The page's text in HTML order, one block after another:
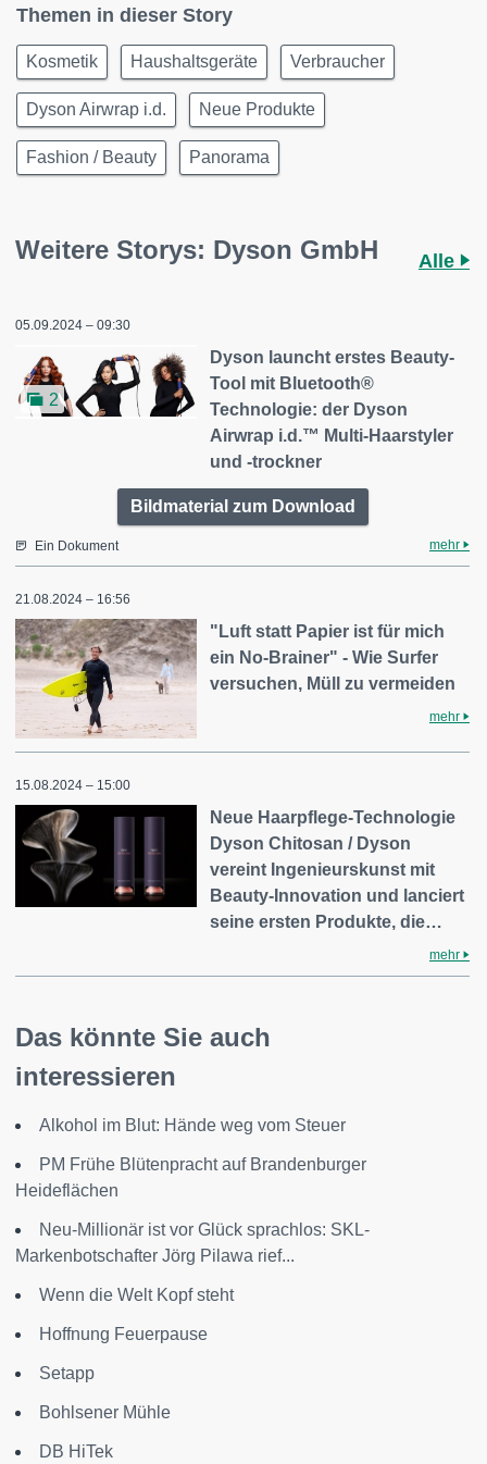
Themen in dieser Story
Kosmetik Haushaltsgeräte Verbraucher
Dyson Airwrap i.d. Neue Produkte
Fashion / Beauty Panorama
Weitere Storys: Dyson GmbH Alle
05.09.2024 – 09:30
2
Dyson launcht erstes Beauty-
Tool mit Bluetooth®
Technologie: der Dyson
Airwrap i.d.™ Multi-Haarstyler
und -trockner
Bildmaterial zum Download
Ein Dokument mehr
21.08.2024 – 16:56
"Luft statt Papier ist für mich
ein No-Brainer" - Wie Surfer
versuchen, Müll zu vermeiden
mehr
15.08.2024 – 15:00
Neue Haarpflege-Technologie
Dyson Chitosan / Dyson
vereint Ingenieurskunst mit
Beauty-Innovation und lanciert
seine ersten Produkte, die…
mehr
Das könnte Sie auch
interessieren
Alkohol im Blut: Hände weg vom Steuer
PM Frühe Blütenpracht auf Brandenburger
Heideflächen
Neu-Millionär ist vor Glück sprachlos: SKL-
Markenbotschafter Jörg Pilawa rief...
Wenn die Welt Kopf steht
Hoffnung Feuerpause
Setapp
Bohlsener Mühle
DB HiTek